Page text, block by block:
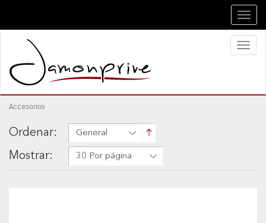
Accesorios
Ordenar: General
Mostrar: 30 Por página